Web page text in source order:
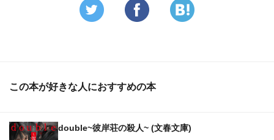
この本が好きな人におすすめの本
double~彼岸荘の殺人~ (文春文庫)